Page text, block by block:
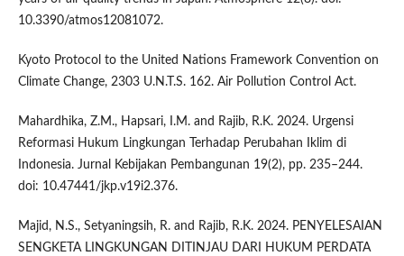
10.3390/atmos12081072.
Kyoto Protocol to the United Nations Framework Convention on
Climate Change, 2303 U.N.T.S. 162. Air Pollution Control Act.
Mahardhika, Z.M., Hapsari, I.M. and Rajib, R.K. 2024. Urgensi
Reformasi Hukum Lingkungan Terhadap Perubahan Iklim di
Indonesia. Jurnal Kebijakan Pembangunan 19(2), pp. 235–244.
doi: 10.47441/jkp.v19i2.376.
Majid, N.S., Setyaningsih, R. and Rajib, R.K. 2024. PENYELESAIAN
SENGKETA LINGKUNGAN DITINJAU DARI HUKUM PERDATA